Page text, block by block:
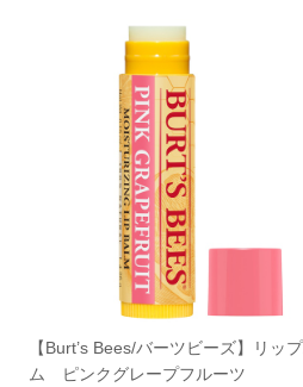
【Burt’s Bees/バーツビーズ】リッ
ム ピンクグレープフルーツ